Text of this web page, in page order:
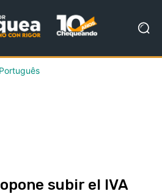
Português
subir el IVA